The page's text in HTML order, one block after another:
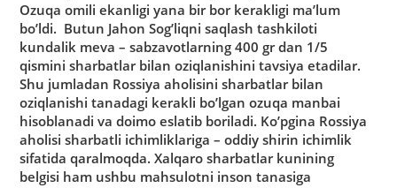
Ozuqa omili ekanligi yana bir bor kerakligi ma’lum
bo’ldi. Butun Jahon Sog’liqni saqlash tashkiloti
kundalik meva – sabzavotlarning 400 gr dan 1/5
qismini sharbatlar bilan oziqlanishini tavsiya etadilar.
Shu jumladan Rossiya aholisini sharbatlar bilan
oziqlanishi tanadagi kerakli bo’lgan ozuqa manbai
hisoblanadi va doimo eslatib boriladi. Ko’pgina Rossiya
aholisi sharbatli ichimliklariga – oddiy shirin ichimlik
sifatida qaralmoqda. Xalqaro sharbatlar kunining
belgisi ham ushbu mahsulotni inson tanasiga